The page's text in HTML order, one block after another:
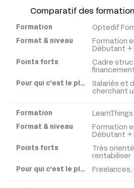
Comparatif des
Formation
Format
niveau
Points
Pour
c’est
Optedif
Formation
Débutant →
Cadre
Salariés et
cherchant
LearnThings
Formation
Débutant →
Très
rentabiliser